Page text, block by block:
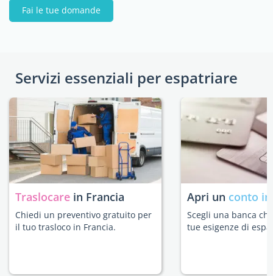
Fai le tue domande
Servizi essenziali per espatriare
Traslocare in Francia
Chiedi un preventivo gratuito per
il tuo trasloco in Francia.
Apri un conto
Scegli una banca
tue esigenze di